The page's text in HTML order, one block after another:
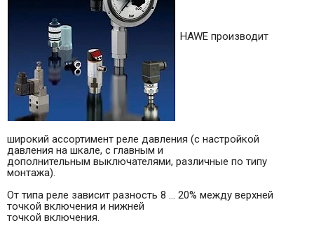
HAWE производит
широкий ассортимент реле давления (с настройкой
давления на шкале, с главным и
дополнительным выключателями, различные по типу
монтажа).
От типа реле зависит разность 8 ... 20% между верхней
точкой включения и нижней
точкой включения.